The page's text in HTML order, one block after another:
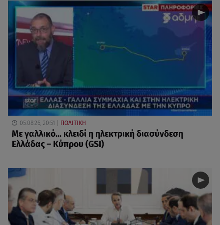
05.08.26, 20:51 ΠΟΛΙΤΙΚΗ
Με γαλλικό... κλειδί η ηλεκτρική διασύνδεση
Ελλάδας – Κύπρου (GSI)